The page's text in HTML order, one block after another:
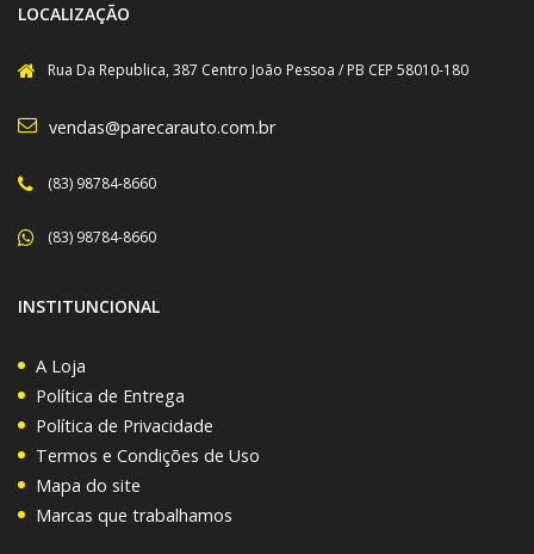
LOCALIZAÇÃO
Rua Da Republica, 387 Centro João Pessoa / PB CEP 58010-180
vendas@parecarauto.com.br
(83) 98784-8660
(83) 98784-8660
INSTITUNCIONAL
A Loja
Política de Entrega
Política de Privacidade
Termos e Condições de Uso
Mapa do site
Marcas que trabalhamos